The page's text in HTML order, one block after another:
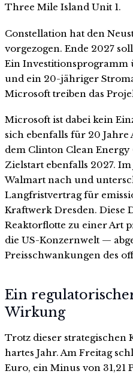
Three Mile Island Unit 1.
Constellation hat den
vorgezogen. Ende 2027
Ein Investitionsprogramm
und ein 20-jähriger
Microsoft treiben das
Microsoft ist dabei kein
sich ebenfalls für 20 Jahre
dem Clinton Clean
Zielstart ebenfalls 2027.
Walmart nach und
Langfristvertrag für
Kraftwerk Dresden. Diese
Reaktorflotte zu einer Art
die US-Konzernwelt —
Preisschwankungen des
Ein
Wirkung
Trotz dieser strategischen
hartes Jahr. Am Freitag
Euro, ein Minus von 31,21